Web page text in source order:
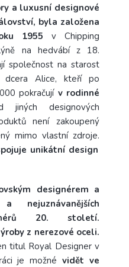
a luxusní designové
byla založena
1955 v Chipping
na hedvábí z 18.
společnost na starost
dcera Alice, kteří po
pokračují v rodinné
designových
není zakoupený
mimo vlastní zdroje.
unikátní design
designérem a
20. století.
z nerezové oceli.
titul Royal Designer v
je možné vidět ve